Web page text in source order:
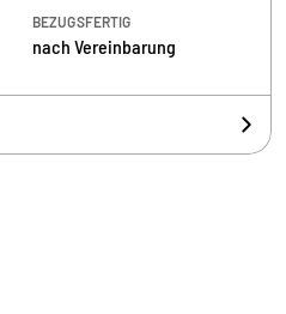
BEZUGSFERTIG
nach Vereinbarung